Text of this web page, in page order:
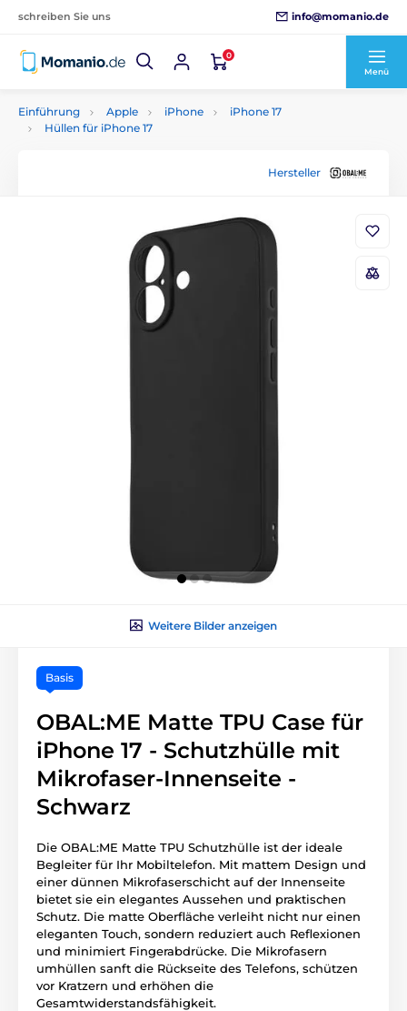
schreiben Sie uns info@momanio.de
0
Menü
Einführung Apple iPhone
iPhone 17
Hüllen für iPhone 17
Hersteller
Weitere Bilder anzeigen
Basis
OBAL:ME Matte TPU Case für
iPhone 17 - Schutzhülle mit
Mikrofaser-Innenseite -
Schwarz
Die OBAL:ME Matte TPU Schutzhülle ist der ideale
Begleiter für Ihr Mobiltelefon. Mit mattem Design und
einer dünnen Mikrofaserschicht auf der Innenseite
bietet sie ein elegantes Aussehen und praktischen
Schutz. Die matte Oberfläche verleiht nicht nur einen
eleganten Touch, sondern reduziert auch Reflexionen
und minimiert Fingerabdrücke. Die Mikrofasern
umhüllen sanft die Rückseite des Telefons, schützen
vor Kratzern und erhöhen die
Gesamtwiderstandsfähigkeit.